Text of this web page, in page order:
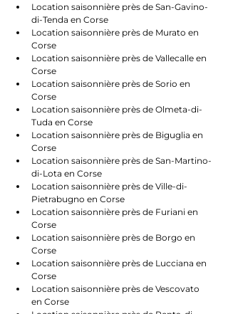
Location saisonnière près de San-Gavino-
di-Tenda en Corse
Location saisonnière près de Murato en
Corse
Location saisonnière près de Vallecalle en
Corse
Location saisonnière près de Sorio en
Corse
Location saisonnière près de Olmeta-di-
Tuda en Corse
Location saisonnière près de Biguglia en
Corse
Location saisonnière près de San-Martino-
di-Lota en Corse
Location saisonnière près de Ville-di-
Pietrabugno en Corse
Location saisonnière près de Furiani en
Corse
Location saisonnière près de Borgo en
Corse
Location saisonnière près de Lucciana en
Corse
Location saisonnière près de Vescovato
en Corse